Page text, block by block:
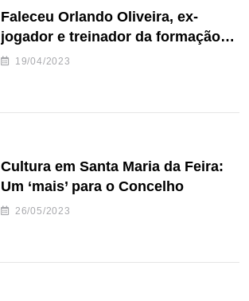
Faleceu Orlando Oliveira, ex-
jogador e treinador da formação
de andebol do Feirense
19/04/2023
Cultura em Santa Maria da Feira:
Um ‘mais’ para o Concelho
26/05/2023